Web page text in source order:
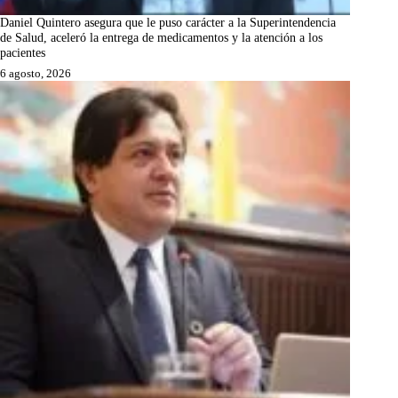
Daniel Quintero asegura que le puso carácter a la Superintendencia
de Salud, aceleró la entrega de medicamentos y la atención a los
pacientes
6 agosto, 2026